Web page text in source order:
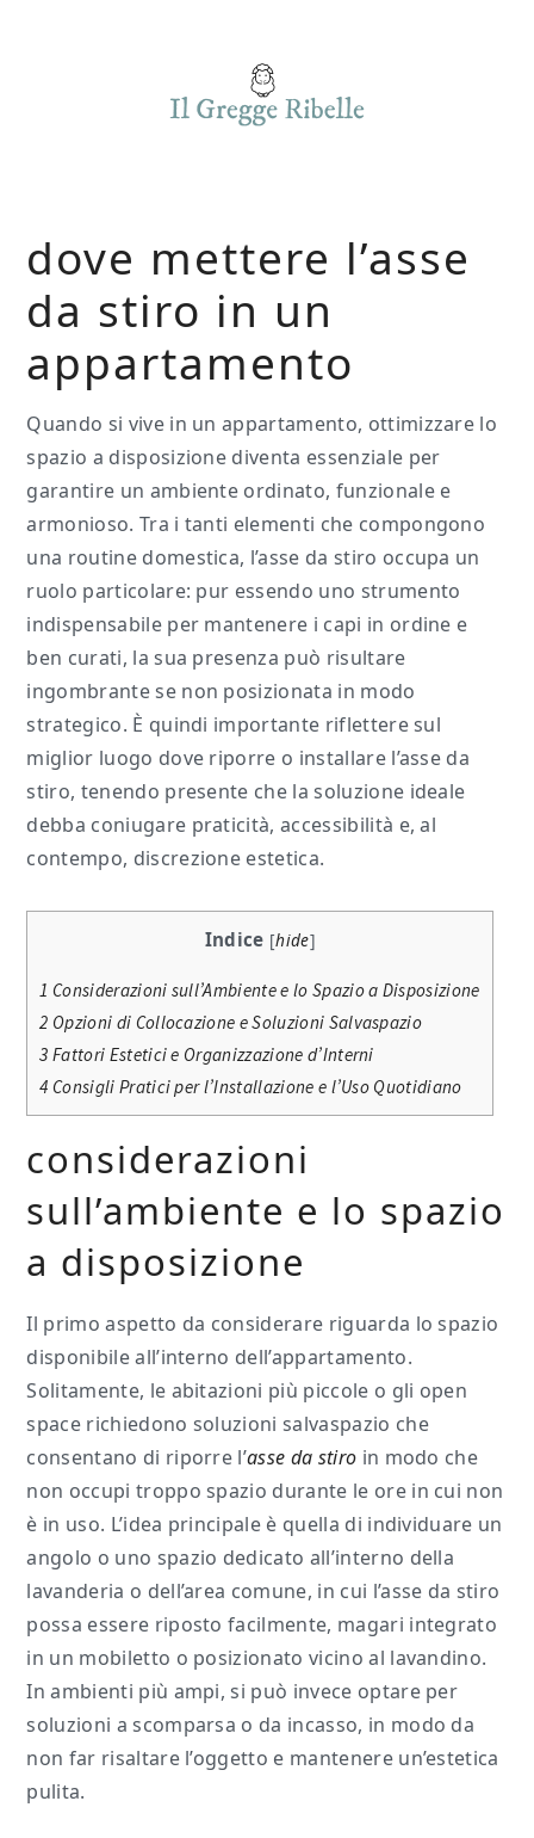
dove mettere l’asse
da stiro in un
appartamento
Quando si vive in un appartamento, ottimizzare lo
spazio a disposizione diventa essenziale per
garantire un ambiente ordinato, funzionale e
armonioso. Tra i tanti elementi che compongono
una routine domestica, l’asse da stiro occupa un
ruolo particolare: pur essendo uno strumento
indispensabile per mantenere i capi in ordine e
ben curati, la sua presenza può risultare
ingombrante se non posizionata in modo
strategico. È quindi importante riflettere sul
miglior luogo dove riporre o installare l’asse da
stiro, tenendo presente che la soluzione ideale
debba coniugare praticità, accessibilità e, al
contempo, discrezione estetica.
Indice [hide]
1 Considerazioni sull’Ambiente e lo Spazio a Disposizione
2 Opzioni di Collocazione e Soluzioni Salvaspazio
3 Fattori Estetici e Organizzazione d’Interni
4 Consigli Pratici per l’Installazione e l’Uso Quotidiano
considerazioni
sull’ambiente e lo spazio
a disposizione
Il primo aspetto da considerare riguarda lo spazio
disponibile all’interno dell’appartamento.
Solitamente, le abitazioni più piccole o gli open
space richiedono soluzioni salvaspazio che
consentano di riporre l’asse da stiro in modo che
non occupi troppo spazio durante le ore in cui non
è in uso. L’idea principale è quella di individuare un
angolo o uno spazio dedicato all’interno della
lavanderia o dell’area comune, in cui l’asse da stiro
possa essere riposto facilmente, magari integrato
in un mobiletto o posizionato vicino al lavandino.
In ambienti più ampi, si può invece optare per
soluzioni a scomparsa o da incasso, in modo da
non far risaltare l’oggetto e mantenere un’estetica
pulita.